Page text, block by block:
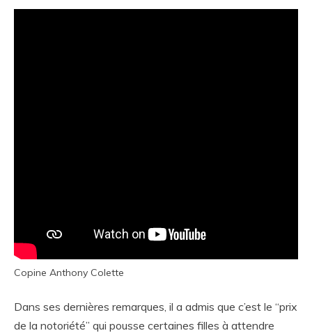
Copine Anthony Colette
Dans ses dernières remarques, il a admis que c’est le “prix
de la notoriété” qui pousse certaines filles à attendre